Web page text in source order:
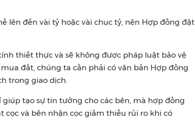
lên đến vài tỷ hoặc vài chục tỷ, nên Hợp đồng đặt
thiết thực và sẽ không được pháp luật bảo vệ
đất, chúng ta cần phải có văn bản Hợp đồng
trong giao dịch.
tạo sự tin tưởng cho các bên, mà hợp đồng
và bên nhận cọc giảm thiểu rủi ro khi có